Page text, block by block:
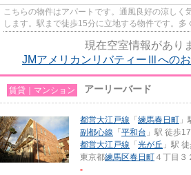
こちらの物件はアパートです。通風良好の涼しく
します。駅まで徒歩15分に立地する物件です。
現在空室情報があり
JMアメリカンリバティーⅢへの
賃貸｜マンション アーリーバード
都営大江戸線 「 練馬春日町
副都心線 「 平和台 」駅 徒歩
都営大江戸線 「 光が丘 」駅
東京都練馬区春日町 ４丁目３
-